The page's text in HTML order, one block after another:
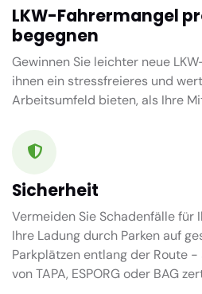
LKW-Fahrermangel
begegnen
Gewinnen Sie leichter neue
ihnen ein stressfreieres und
Arbeitsumfeld bieten, als Ihre
Sicherheit
Vermeiden Sie Schadenfälle für
Ihre Ladung durch Parken auf
Parkplätzen entlang der Route
von TAPA, ESPORG oder BAG